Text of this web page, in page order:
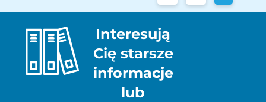
Interesują
Cię starsze
informacje
lub